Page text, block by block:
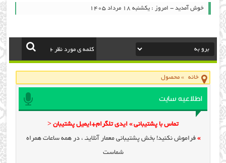
خوش آمدید - امروز : یکشنبه ۱۸ مرداد ۱۴۰۵
خانه »محصول
اطلاعیه سایت
تماس با پشتیبانی » ایدی تلگرام+ایمیل پشتیبان <
» فراموش نکنید! بخش پشتیبانی معمار آنلاینـ ، در همه ساعات همراه
شماست